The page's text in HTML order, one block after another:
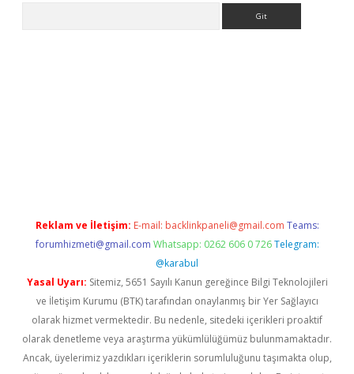
Reklam ve İletişim: E-mail: backlinkpaneli@gmail.com Teams:
forumhizmeti@gmail.com Whatsapp: 0262 606 0 726 Telegram:
@karabul
Yasal Uyarı: Sitemiz, 5651 Sayılı Kanun gereğince Bilgi Teknolojileri
ve İletişim Kurumu (BTK) tarafından onaylanmış bir Yer Sağlayıcı
olarak hizmet vermektedir. Bu nedenle, sitedeki içerikleri proaktif
olarak denetleme veya araştırma yükümlülüğümüz bulunmamaktadır.
Ancak, üyelerimiz yazdıkları içeriklerin sorumluluğunu taşımakta olup,